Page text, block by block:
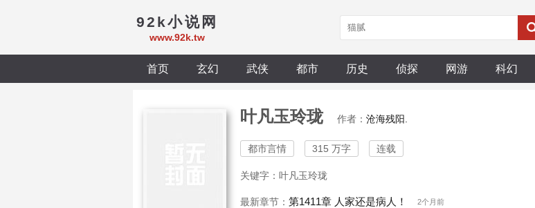
92k小说网
www.92k.tw
首页 玄幻 武侠 都市 历史 侦探 网游 科幻
叶凡玉玲珑 作者： 沧海残阳.
都市言情 315 万字 连载
关键字：叶凡玉玲珑
最新章节： 第1411章 人家还是病人！ 2个月前